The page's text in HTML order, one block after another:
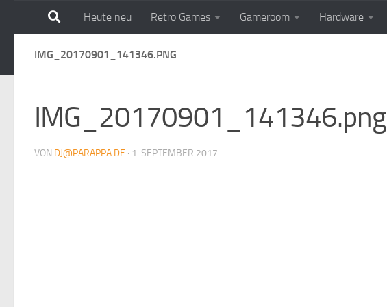
Zum Inhalt springen
Heute neu Retro Games Gameroom Hardware
IMG_20170901_141346.PNG
IMG_20170901_141346.png
VON DJ@PARAPPA.DE · 1. SEPTEMBER 2017